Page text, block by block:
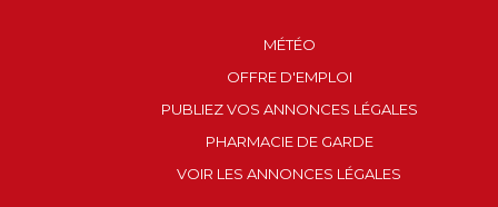
MÉTÉO
OFFRE D'EMPLOI
PUBLIEZ VOS ANNONCES LÉGALES
PHARMACIE DE GARDE
VOIR LES ANNONCES LÉGALES